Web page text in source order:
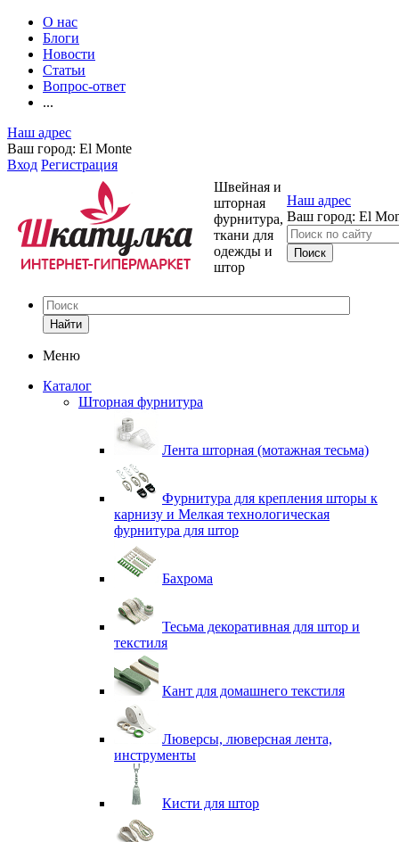
О нас
Блоги
Новости
Статьи
Вопрос-ответ
...
Наш адрес
Ваш город: El Monte
Вход Регистрация
Швейная и
шторная
фурнитура,
ткани для
одежды и
штор
Наш адрес
Ваш город: El
Найти
Меню
Каталог
Шторная фурнитура
Лента шторная (мотажная тесьма)
Фурнитура для крепления шторы к
карнизу и Мелкая технологическая
фурнитура для штор
Бахрома
Тесьма декоративная для штор и
текстиля
Кант для домашнего текстиля
Люверсы, люверсная лента,
инструменты
Кисти для штор